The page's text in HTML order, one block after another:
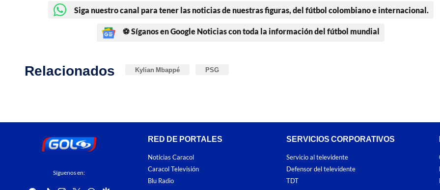
Siga nuestro canal para tener las noticias de nuestras figuras, del fútbol colombiano e internacional.
⚽ Síganos en Google Noticias con toda la información del fútbol mundial
Relacionados Kylian Mbappé PSG
Síguenos en:
RED DE PORTALES
Noticias Caracol
Caracol Televisión
Blu Radio
SERVICIOS CORPORATIVOS
Servicio al televidente
Defensor del televidente
TDT